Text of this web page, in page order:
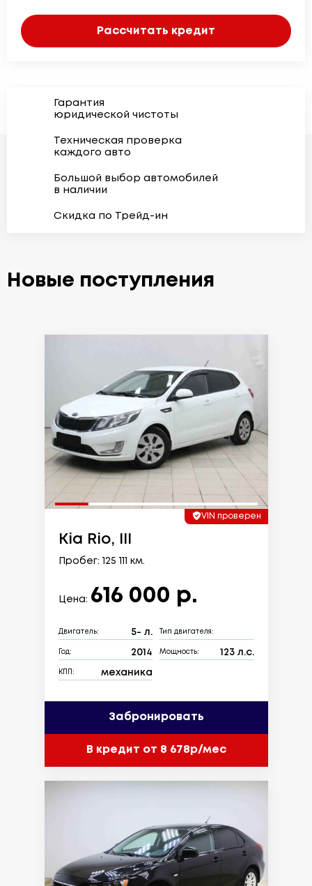
Рассчитать кредит
Гарантия
юридической чистоты
Техническая проверка
каждого авто
Большой выбор автомобилей
в наличии
Скидка по Трейд-ин
Новые поступления
VIN проверен
Kia Rio, III
Пробег: 125 111 км.
Цена: 616 000 р.
Двигатель: 5- л. Тип двигателя:
Год: 2014 Мощность: 123 л.с.
КПП: механика
Забронировать
В кредит от 8 678р/мес